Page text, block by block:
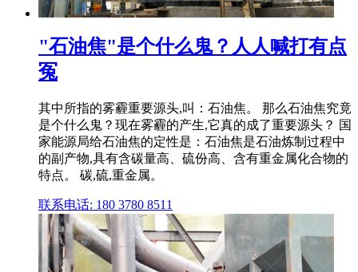
"石油焦"是个什么鬼？人人喊打有点
冤
其中所指的雾霾重要源头,叫：石油焦。 那么石油焦究竟
是个什么鬼？现在雾霾的产生,它真的成了重要源头？ 国
家能源局给石油焦的定性是：石油焦是石油炼制过程中
的副产物,具有含碳量高、硫份高、含有重金属化合物的
特点。 碳,硫,重金属。
联系电话: 180 3780 8511